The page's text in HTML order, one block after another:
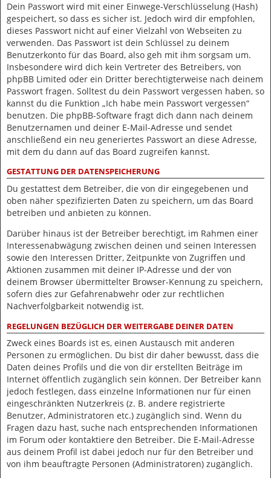
Dein Passwort wird mit einer Einwege-Verschlüsselung (Hash)
gespeichert, so dass es sicher ist. Jedoch wird dir empfohlen,
dieses Passwort nicht auf einer Vielzahl von Webseiten zu
verwenden. Das Passwort ist dein Schlüssel zu deinem
Benutzerkonto für das Board, also geh mit ihm sorgsam um.
Insbesondere wird dich kein Vertreter des Betreibers, von
phpBB Limited oder ein Dritter berechtigterweise nach deinem
Passwort fragen. Solltest du dein Passwort vergessen haben, so
kannst du die Funktion „Ich habe mein Passwort vergessen“
benutzen. Die phpBB-Software fragt dich dann nach deinem
Benutzernamen und deiner E-Mail-Adresse und sendet
anschließend ein neu generiertes Passwort an diese Adresse,
mit dem du dann auf das Board zugreifen kannst.
GESTATTUNG DER DATENSPEICHERUNG
Du gestattest dem Betreiber, die von dir eingegebenen und
oben näher spezifizierten Daten zu speichern, um das Board
betreiben und anbieten zu können.
Darüber hinaus ist der Betreiber berechtigt, im Rahmen einer
Interessenabwägung zwischen deinen und seinen Interessen
sowie den Interessen Dritter, Zeitpunkte von Zugriffen und
Aktionen zusammen mit deiner IP-Adresse und der von
deinem Browser übermittelter Browser-Kennung zu speichern,
sofern dies zur Gefahrenabwehr oder zur rechtlichen
Nachverfolgbarkeit notwendig ist.
REGELUNGEN BEZÜGLICH DER WEITERGABE DEINER DATEN
Zweck eines Boards ist es, einen Austausch mit anderen
Personen zu ermöglichen. Du bist dir daher bewusst, dass die
Daten deines Profils und die von dir erstellten Beiträge im
Internet öffentlich zugänglich sein können. Der Betreiber kann
jedoch festlegen, dass einzelne Informationen nur für einen
eingeschränkten Nutzerkreis (z. B. andere registrierte
Benutzer, Administratoren etc.) zugänglich sind. Wenn du
Fragen dazu hast, suche nach entsprechenden Informationen
im Forum oder kontaktiere den Betreiber. Die E-Mail-Adresse
aus deinem Profil ist dabei jedoch nur für den Betreiber und
von ihm beauftragte Personen (Administratoren) zugänglich.